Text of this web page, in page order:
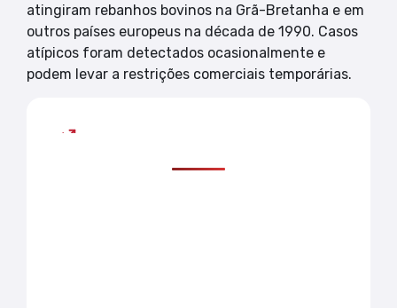
atingiram rebanhos bovinos na Grã-Bretanha e em
outros países europeus na década de 1990. Casos
atípicos foram detectados ocasionalmente e
podem levar a restrições comerciais temporárias.